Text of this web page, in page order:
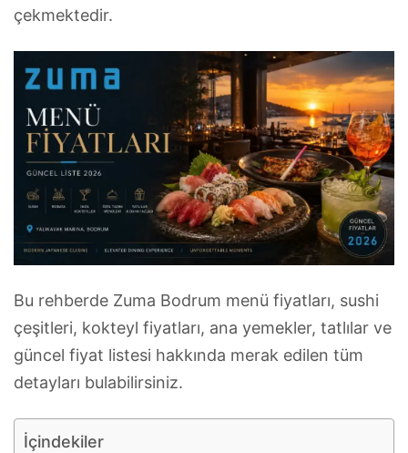
çekmektedir.
Bu rehberde Zuma Bodrum menü fiyatları, sushi
çeşitleri, kokteyl fiyatları, ana yemekler, tatlılar ve
güncel fiyat listesi hakkında merak edilen tüm
detayları bulabilirsiniz.
İçindekiler